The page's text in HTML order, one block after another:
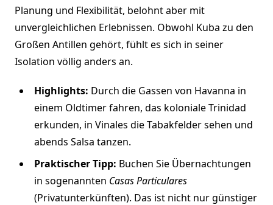
Planung und Flexibilität, belohnt aber mit
unvergleichlichen Erlebnissen. Obwohl Kuba zu den
Großen Antillen gehört, fühlt es sich in seiner
Isolation völlig anders an.
Highlights: Durch die Gassen von Havanna in
einem Oldtimer fahren, das koloniale Trinidad
erkunden, in Vinales die Tabakfelder sehen und
abends Salsa tanzen.
Praktischer Tipp: Buchen Sie Übernachtungen
in sogenannten Casas Particulares
(Privatunterkünften). Das ist nicht nur günstiger